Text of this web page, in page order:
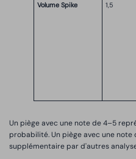
Volume Spike
1,5
Un piège avec une note de 4–5
probabilité. Un piège avec une
supplémentaire par d'autres